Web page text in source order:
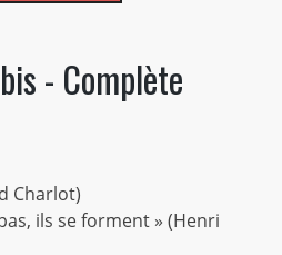
- Complète
Charlot)
ils se forment » (Henri